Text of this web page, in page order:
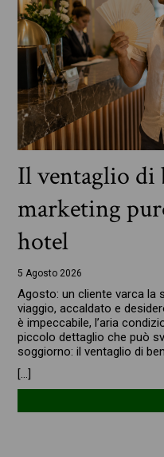
Il ventaglio di
marketing
hotel
5 Agosto 2026
Agosto: un cliente varca la
viaggio, accaldato e
è impeccabile, l’aria
piccolo dettaglio che può
soggiorno: il ventaglio di
[…]